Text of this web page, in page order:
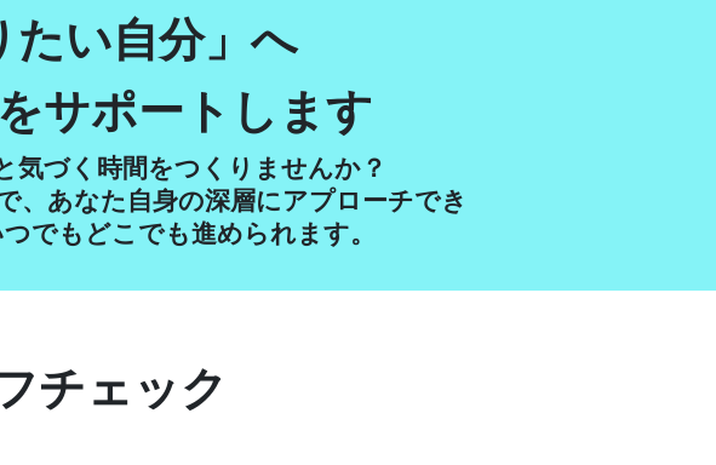
たい自分」へ
サポートします
気づく時間をつくりませんか？
、あなた自身の深層にアプローチでき
でもどこでも進められます。
チェック